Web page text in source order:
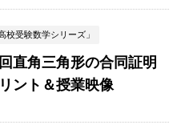
校受験数学シリーズ」
直角三角形の合同証明
ント＆授業映像